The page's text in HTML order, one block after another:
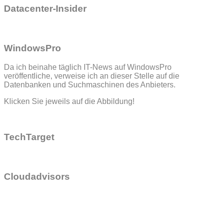
Datacenter-Insider
WindowsPro
Da ich beinahe täglich IT-News auf WindowsPro
veröffentliche, verweise ich an dieser Stelle auf die
Datenbanken und Suchmaschinen des Anbieters.
Klicken Sie jeweils auf die Abbildung!
TechTarget
Cloudadvisors